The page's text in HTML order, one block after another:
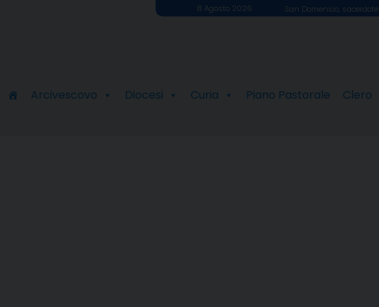
8 Agosto 2026 San Domenico, sacerdote
Arcivescovo Diocesi Curia Piano Pastorale Clero